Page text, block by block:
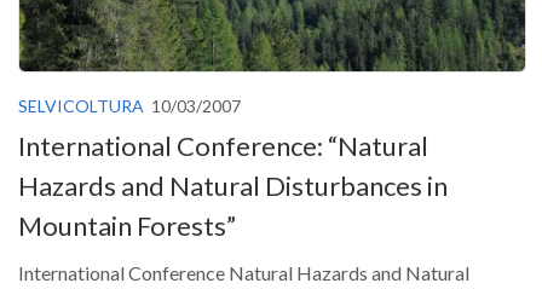
SELVICOLTURA 10/03/2007
International Conference: “Natural
Hazards and Natural Disturbances in
Mountain Forests”
International Conference Natural Hazards and Natural